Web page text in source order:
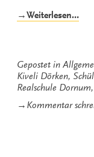
→Weiterlesen…„Alle
Gepostet in
Kiveli Dörken,
Realschule Dornum,
→ Kommentar